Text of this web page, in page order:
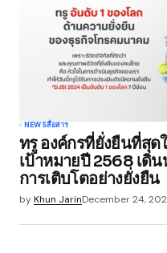
NEWSสื่อสาร
ทรู องค์กรที่ยั่งยืนที่สุด
เป้าหมายปี 2568 เดิ
การเติบโตอย่างยั่งยืน
byKhun JarinDecember 24,